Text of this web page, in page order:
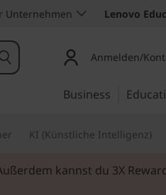
Unternehmen Lenovo
Anmelden/
Business
KI (Künstliche Intelligenz)
kannst du 3X